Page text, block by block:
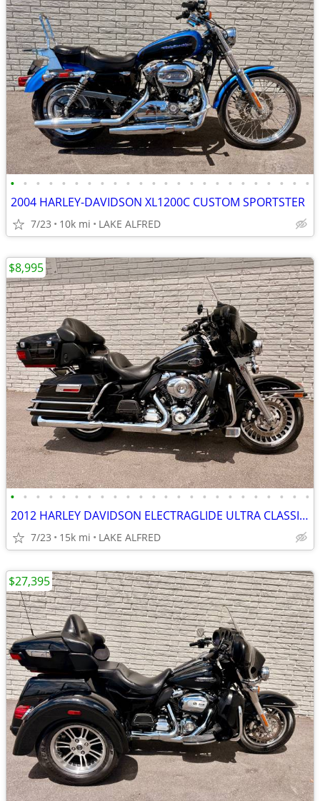
• • • • • • • • • • • • • • • • • • • • • • • •
2004 HARLEY-DAVIDSON XL1200C CUSTOM SPORTSTER
7/23 10k mi LAKE ALFRED
• • • • • • • • • • • • • • • • • • • • • • • •
2012 HARLEY DAVIDSON ELECTRAGLIDE ULTRA CLASSIC FLHTCU
7/23 15k mi LAKE ALFRED
$8,995
$27,395